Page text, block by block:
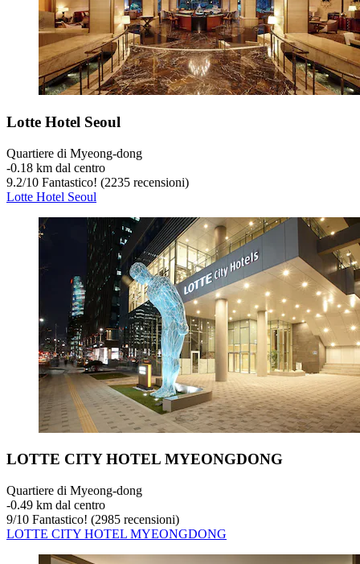
Lotte Hotel Seoul
Quartiere di Myeong-dong
‐0.18 km dal centro
9.2/10 Fantastico! (2235 recensioni)
Lotte Hotel Seoul
LOTTE CITY HOTEL MYEONGDONG
Quartiere di Myeong-dong
‐0.49 km dal centro
9/10 Fantastico! (2985 recensioni)
LOTTE CITY HOTEL MYEONGDONG